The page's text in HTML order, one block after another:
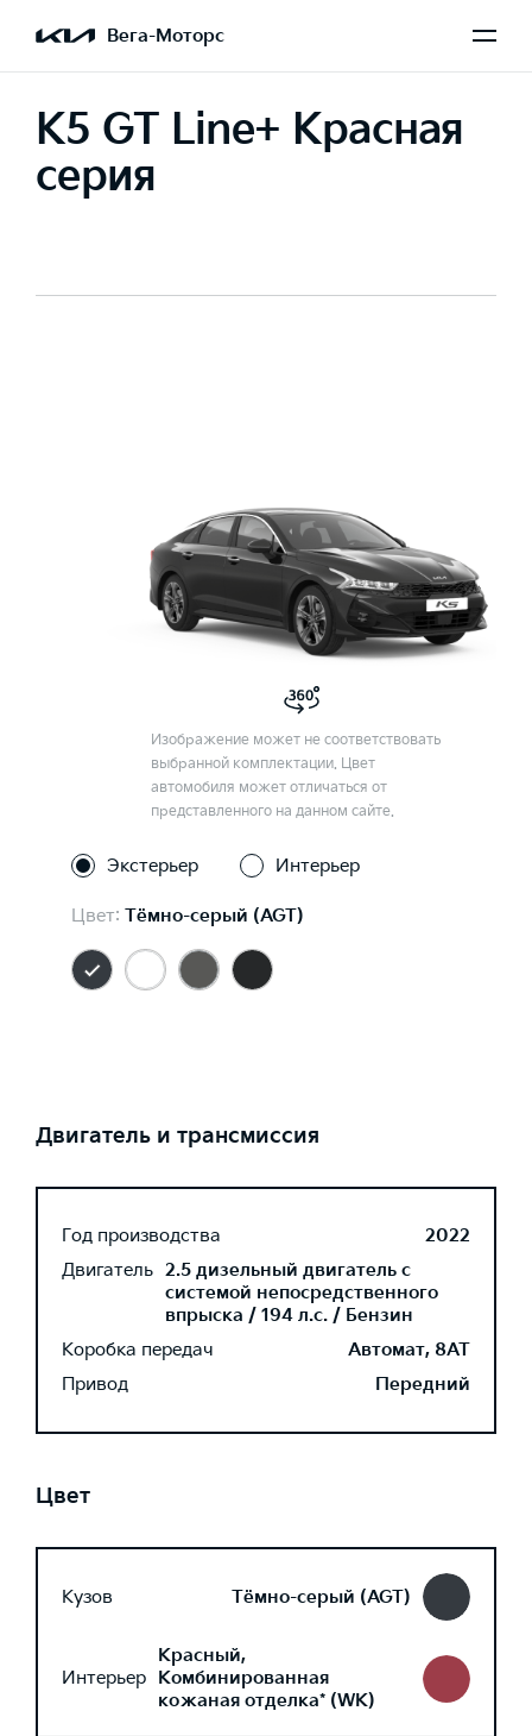
Вега-Моторс
K5 GT Line+ Красная
серия
Изображение может не соответствовать
выбранной комплектации. Цвет
автомобиля может отличаться от
представленного на данном сайте.
Экстерьер Интерьер
Цвет: Тёмно-серый (AGT)
Двигатель и трансмиссия
Год производства
2022
Двигатель 2.5 дизельный двигатель с
системой непосредственного
впрыска / 194 л.с. / Бензин
Коробка передач
Автомат, 8AT
Привод
Передний
Цвет
Кузов Тёмно-серый (AGT)
Интерьер
Красный,
Комбинированная
кожаная отделка* (WK)